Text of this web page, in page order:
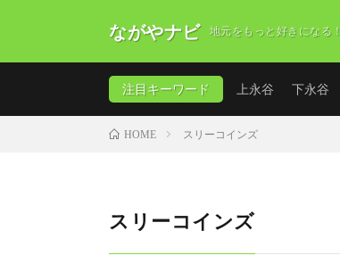
ながやナビ 地元をもっと好きになる！
注目キーワード 上永谷 下永谷
HOME スリーコインズ
スリーコインズ